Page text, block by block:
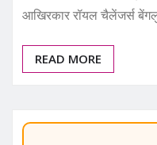
आखिरकार रॉयल चैलेंजर्स
READ MORE